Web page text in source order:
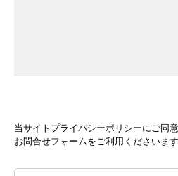
当サイトプライバシーポリシーにご同意
お問合せフォームをご利用くださいま